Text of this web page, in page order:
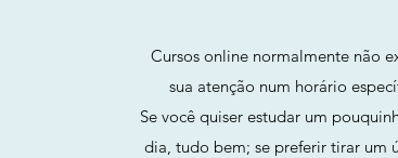
Cursos online normalmente não
sua atenção num horário
Se você quiser estudar um
dia, tudo bem; se preferir tirar um